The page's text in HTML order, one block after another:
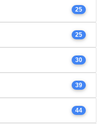
25
25
30
39
44